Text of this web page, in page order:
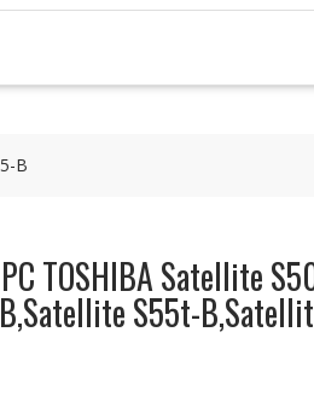
B
TOSHIBA Satellite
S55t-